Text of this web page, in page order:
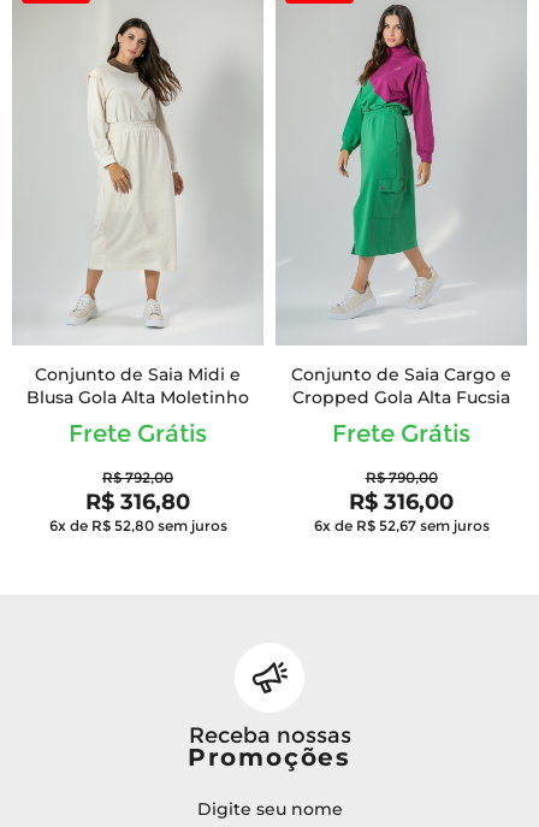
Conjunto de Saia Midi e
Blusa Gola Alta Moletinho
Frete Grátis
R$ 792,00
R$ 316,80
6x de R$ 52,80 sem juros
Conjunto de Saia Cargo e
Cropped Gola Alta Fucsia
Frete Grátis
R$ 790,00
R$ 316,00
6x de R$ 52,67 sem juros
Receba nossas
Promoções